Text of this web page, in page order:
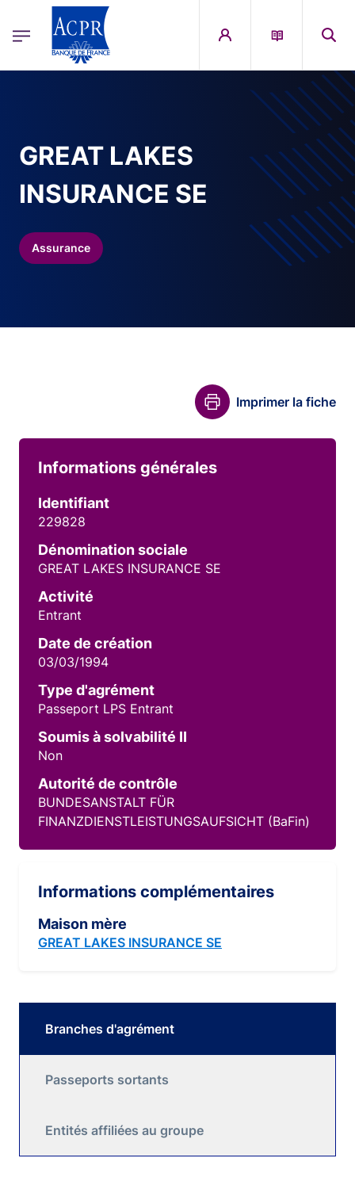
ACPR Menu Principal (French)
GREAT LAKES
INSURANCE SE
Assurance
Imprimer la fiche
Informations générales
Identifiant
229828
Dénomination sociale
GREAT LAKES INSURANCE SE
Activité
Entrant
Date de création
03/03/1994
Type d'agrément
Passeport LPS Entrant
Soumis à solvabilité II
Non
Autorité de contrôle
BUNDESANSTALT FÜR
FINANZDIENSTLEISTUNGSAUFSICHT (BaFin)
Informations complémentaires
Maison mère
GREAT LAKES INSURANCE SE
Branches d'agrément
Passeports sortants
Entités affiliées au groupe